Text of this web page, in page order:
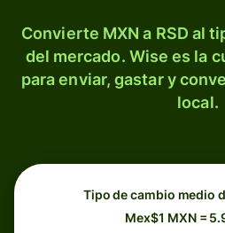
Convierte MXN a RSD al
del mercado. Wise es la
para enviar, gastar y
local.
Tipo de cambio medio
Mex$1 MXN =